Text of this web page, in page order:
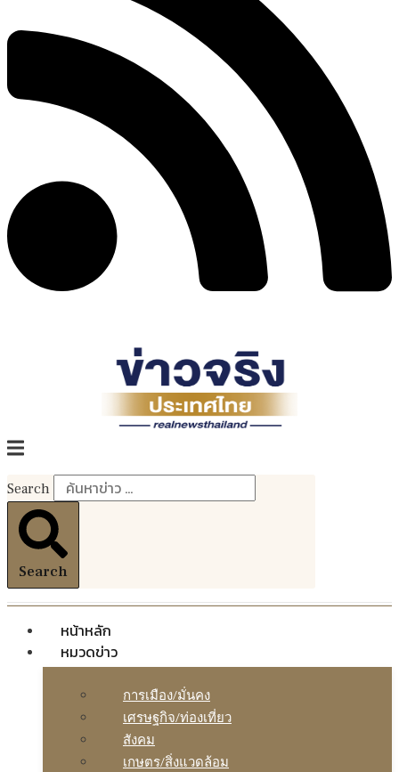
Search
Search
หน้าหลัก
หมวดข่าว
การเมือง/มั่นคง
เศรษฐกิจ/ท่องเที่ยว
สังคม
เกษตร/สิ่งแวดล้อม